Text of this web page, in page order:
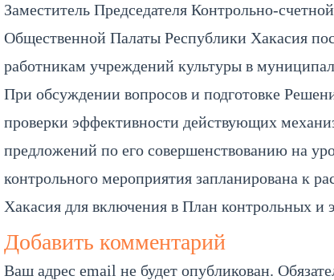
Заместитель Председателя Контрольно-
Общественной Палаты Республики Хакасия
работникам учреждений культуры в
При обсуждении вопросов и подготовке
проверки эффективности действующих
предложений по его совершенствованию на
контрольного мероприятия запланирована к
Хакасия для включения в План контрольных и
Добавить комментарий
Ваш адрес email не будет опубликован.